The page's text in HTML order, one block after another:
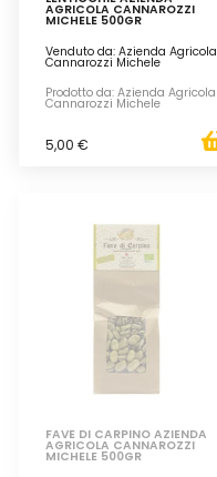
AGRICOLA CANNAROZZI
MICHELE 500GR
Venduto da: Azienda Agricola
Cannarozzi Michele
Prodotto da: Azienda Agricola
Cannarozzi Michele
5,00 €
FAVE DI CARPINO AZIENDA
AGRICOLA CANNAROZZI
MICHELE 500GR